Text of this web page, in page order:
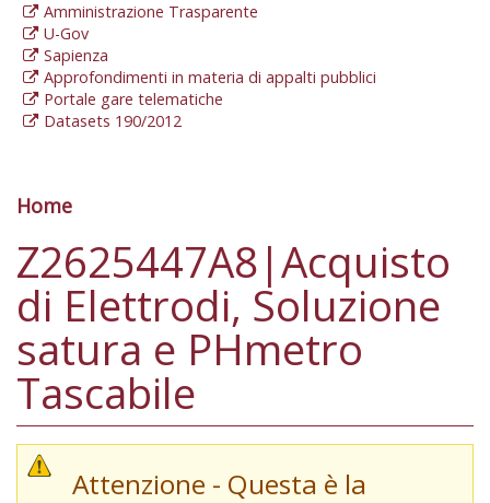
Amministrazione Trasparente
U-Gov
Sapienza
Approfondimenti in materia di appalti pubblici
Portale gare telematiche
Datasets 190/2012
Tu sei qui
Home
Z2625447A8|Acquisto
di Elettrodi, Soluzione
satura e PHmetro
Tascabile
Attenzione - Questa è la